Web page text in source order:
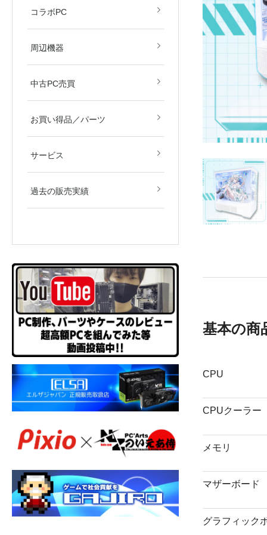
コラボPC 眠田イナ
周辺機器
中古PC売買
お買い得品／パーツ 新品／新古品
サービス
過去の販売実績
基本の商
CPU
CPUクーラー
メモリ
マザーボード
グラフィック